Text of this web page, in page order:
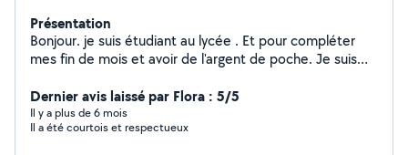
Présentation
Bonjour. je suis étudiant au lycée . Et pour compléter
mes fin de mois et avoir de l'argent de poche. Je suis
tâches peu importe le genre tant que c'est du travail.
Dernier avis laissé par Flora : 5/5
Il y a plus de 6 mois
Il a été courtois et respectueux